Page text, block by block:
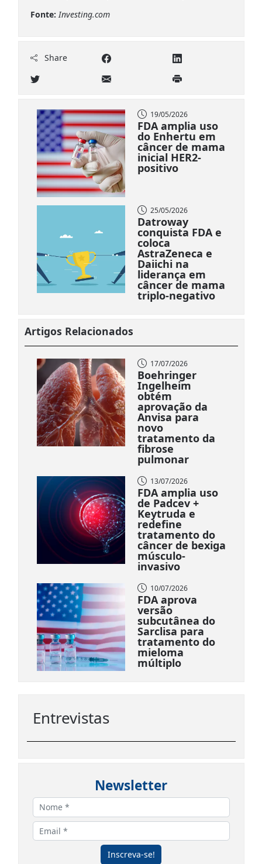
Fonte: Investing.com
Share
19/05/2026
FDA amplia uso
do Enhertu em
câncer de mama
inicial HER2-
positivo
25/05/2026
Datroway
conquista FDA e
coloca
AstraZeneca e
Daiichi na
liderança em
câncer de mama
triplo-negativo
Artigos Relacionados
17/07/2026
Boehringer
Ingelheim
obtém
aprovação da
Anvisa para
novo
tratamento da
fibrose
pulmonar
13/07/2026
FDA amplia uso
de Padcev +
Keytruda e
redefine
tratamento do
câncer de bexiga
músculo-
invasivo
10/07/2026
FDA aprova
versão
subcutânea do
Sarclisa para
tratamento do
mieloma
múltiplo
Entrevistas
Newsletter
Inscreva-se!